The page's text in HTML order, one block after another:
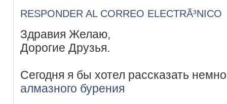
RESPONDER AL CORREO ELECTRÃ³NICO
Здравия Желаю,
Дорогие Друзья.
Сегодня я бы хотел рассказать
алмазного бурения